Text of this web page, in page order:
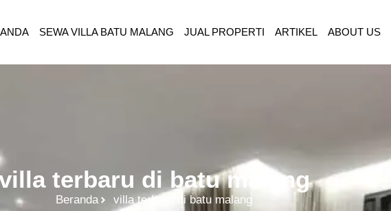
SEWA VILLA BATU MALANG JUAL PROPERTI ARTIKEL ABOUT US
terbaru di batu malang
Beranda villa terbaru di batu malang